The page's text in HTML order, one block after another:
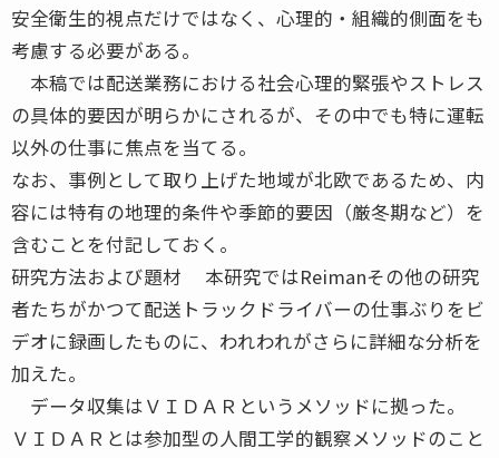
安全衛生的視点だけではなく、心理的・組織的側面をも
考慮する必要がある。
本稿では配送業務における社会心理的緊張やストレス
の具体的要因が明らかにされるが、その中でも特に運転
以外の仕事に焦点を当てる。
なお、事例として取り上げた地域が北欧であるため、内
容には特有の地理的条件や季節的要因（厳冬期など）を
含むことを付記しておく。
研究方法および題材 本研究ではReimanその他の研究
者たちがかつて配送トラックドライバーの仕事ぶりをビ
デオに録画したものに、われわれがさらに詳細な分析を
加えた。
データ収集はＶＩＤＡＲというメソッドに拠った。
ＶＩＤＡＲとは参加型の人間工学的観察メソッドのこと